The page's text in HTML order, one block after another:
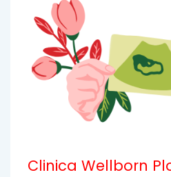
Clinica Wellborn